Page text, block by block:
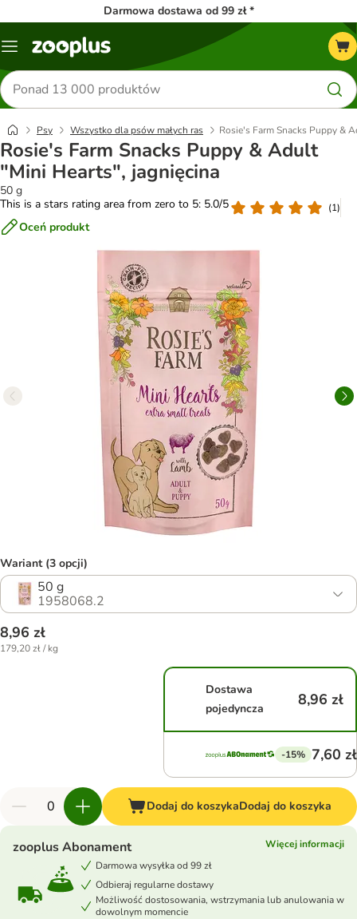
Darmowa dostawa od 99 zł *
Menu
Szukaj
produktów
Psy Wszystko dla psów małych ras Rosie's Farm Snacks Puppy &
Rosie's Farm Snacks Puppy & Adult
"Mini Hearts", jagnięcina
50 g
This is a stars rating area from zero to 5: 5.0/5
(1)
Oceń produkt
Wariant (3 opcji)
50 g
1958068.2
8,96 zł
179,20 zł / kg
Dostawa
pojedyncza
8,96 zł
-15% 7,60 zł
Dodaj do koszykaDodaj do koszyka
zooplus Abonament
Więcej informacji
Darmowa wysyłka od 99 zł
Odbieraj regularne dostawy
Możliwość dostosowania, wstrzymania lub anulowania w
dowolnym momencie